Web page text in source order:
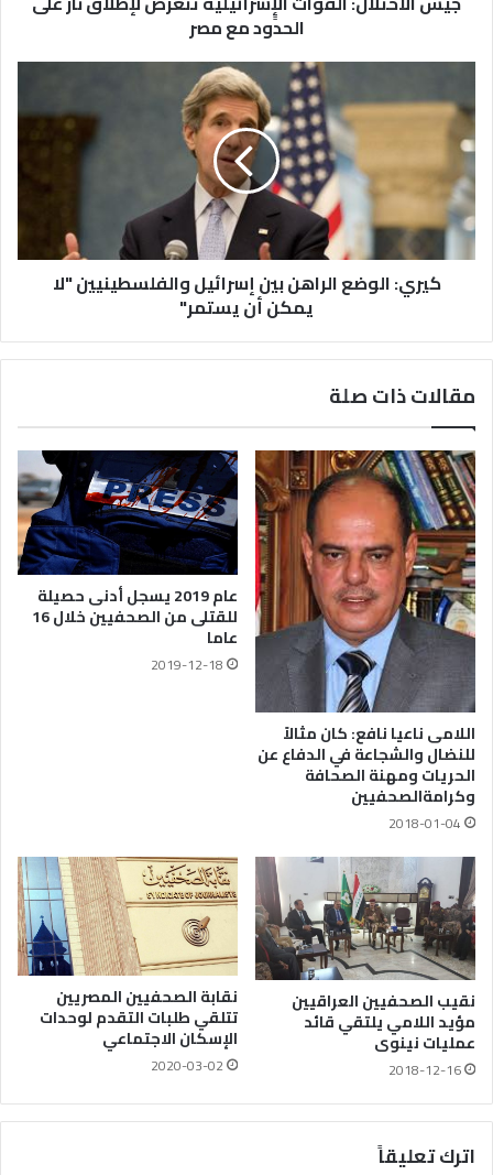
الحدود مع مصر
كيري: الوضع الراهن بين إسرائيل والفلسطينيين "لا
يمكن أن يستمر"
مقالات ذات صلة
اللامى ناعيا نافع: كان مثالاً
للنضال والشجاعة في الدفاع عن
الحريات ومهنة الصحافة
وكرامةالصحفيين
2018-01-04
عام 2019 يسجل أدنى حصيلة
للقتلى من الصحفيين خلال 16
عاما
2019-12-18
نقيب الصحفيين العراقيين
مؤيد اللامي يلتقي قائد
عمليات نينوى
2018-12-16
نقابة الصحفيين المصريين
تتلقي طلبات التقدم لوحدات
الإسكان الاجتماعي
2020-03-02
اترك تعليقاً